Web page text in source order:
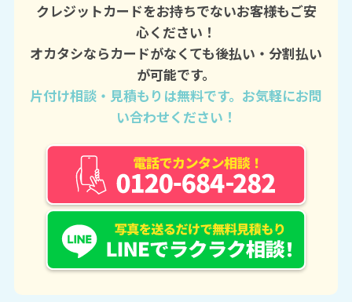
クレジットカードをお持ちでないお客様もご安
心ください！
オカタシならカードがなくても後払い・分割払い
が可能です。
片付け相談・見積もりは無料です。お気軽にお問
い合わせください！